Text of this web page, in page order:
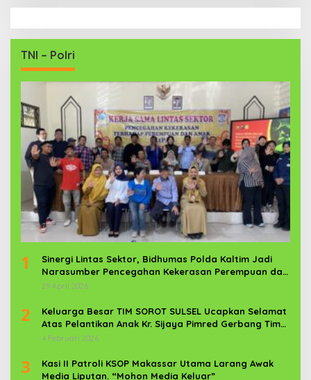
TNI – Polri
1
Sinergi Lintas Sektor, Bidhumas Polda Kaltim Jadi
Narasumber Pencegahan Kekerasan Perempuan dan
Anak
29 April 2026
2
Keluarga Besar TIM SOROT SULSEL Ucapkan Selamat
Atas Pelantikan Anak Kr. Sijaya Pimred Gerbang Timur
News Com Sebagai Prajurit TNI
4 Februari 2026
3
Kasi II Patroli KSOP Makassar Utama Larang Awak
Media Liputan. “Mohon Media Keluar”